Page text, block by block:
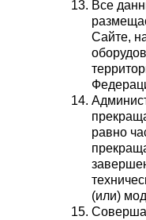
Все
Сайте,
равно
(или)